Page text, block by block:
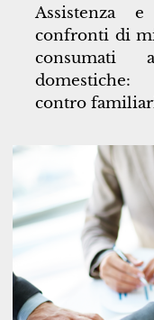
Assistenza
confronti di
consumati
domestiche:
contro